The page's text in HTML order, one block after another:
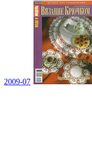
2009-07